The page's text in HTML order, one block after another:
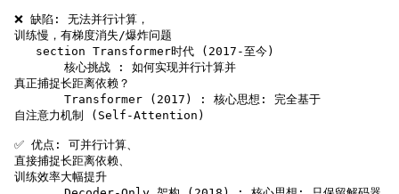
❌ 缺陷: 无法并行计算，
训练慢，有梯度消失/爆炸问题
    section Transformer时代 (2017-至今)
        核心挑战 : 如何实现并行计算并
真正捕捉长距离依赖？
        Transformer (2017) : 核心思想: 完全基于
自注意力机制 (Self-Attention)
✅ 优点: 可并行计算、
直接捕捉长距离依赖、
训练效率大幅提升